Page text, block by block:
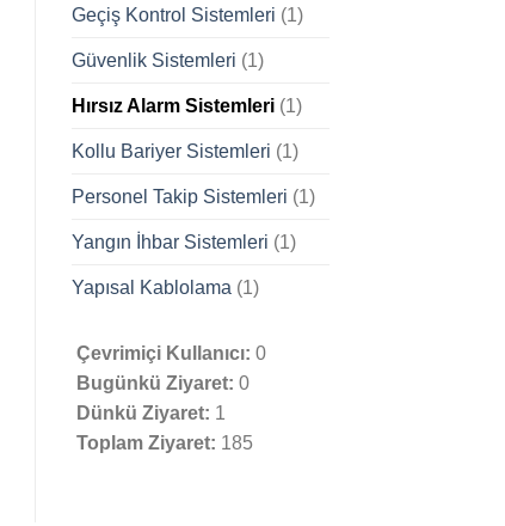
Geçiş Kontrol Sistemleri (1)
Güvenlik Sistemleri (1)
Hırsız Alarm Sistemleri(1)
Kollu Bariyer Sistemleri (1)
Personel Takip Sistemleri (1)
Yangın İhbar Sistemleri (1)
Yapısal Kablolama (1)
Çevrimiçi Kullanıcı: 0
Bugünkü Ziyaret: 0
Dünkü Ziyaret: 1
Toplam Ziyaret: 185